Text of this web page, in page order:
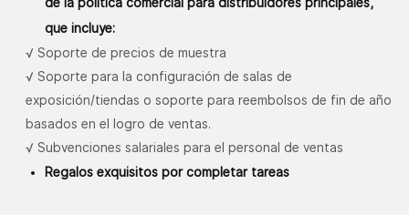
de la política comercial para distribuidores principales,
que incluye:
√ Soporte de precios de muestra
√ Soporte para la configuración de salas de
exposición/tiendas o soporte para reembolsos de fin de año
basados ​​en el logro de ventas.
√ Subvenciones salariales para el personal de ventas
Regalos exquisitos por completar tareas